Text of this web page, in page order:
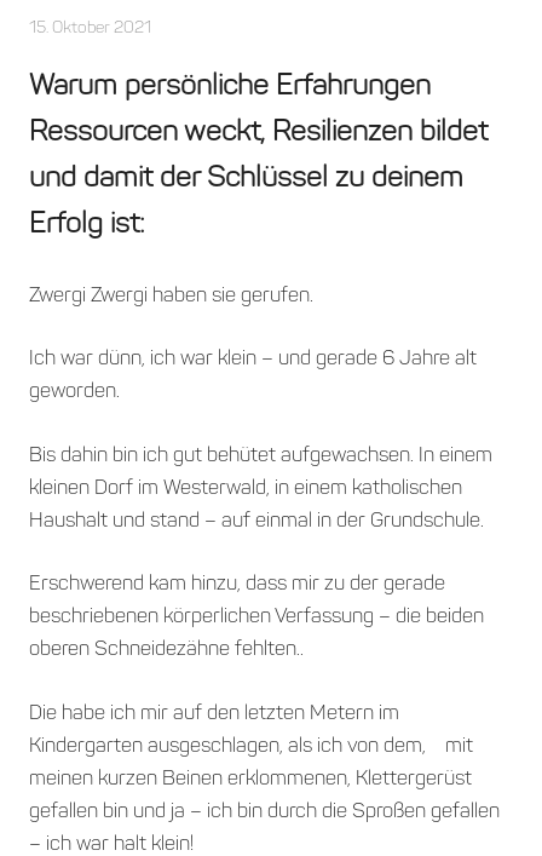
15. Oktober 2021
Warum persönliche Erfahrungen
Ressourcen weckt, Resilienzen bildet
und damit der Schlüssel zu deinem
Erfolg ist:
Zwergi Zwergi haben sie gerufen.
Ich war dünn, ich war klein – und gerade 6 Jahre alt
geworden.
Bis dahin bin ich gut behütet aufgewachsen. In einem
kleinen Dorf im Westerwald, in einem katholischen
Haushalt und stand – auf einmal in der Grundschule.
Erschwerend kam hinzu, dass mir zu der gerade
beschriebenen körperlichen Verfassung – die beiden
oberen Schneidezähne fehlten..
Die habe ich mir auf den letzten Metern im
Kindergarten ausgeschlagen, als ich von dem, mit
meinen kurzen Beinen erklommenen, Klettergerüst
gefallen bin und ja – ich bin durch die Sproßen gefallen
– ich war halt klein!